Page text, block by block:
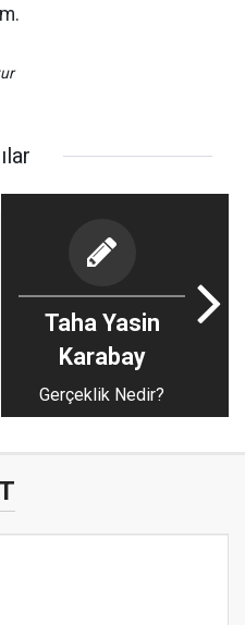
Taha Yasin
Karabay
Gerçeklik Nedir?